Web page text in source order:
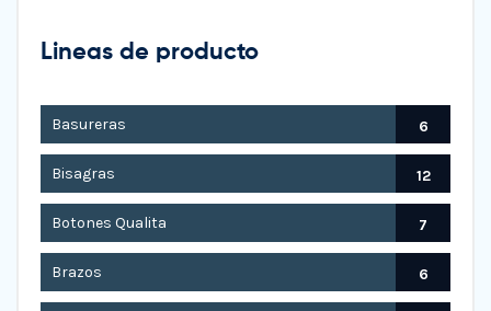
Lineas de producto
Basureras 6
Bisagras 12
Botones Qualita 7
Brazos 6